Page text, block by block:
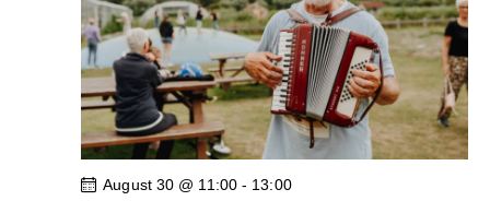
August 30 @ 11:00- 13:00